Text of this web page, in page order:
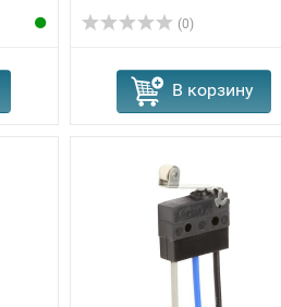
(0)
В корзину